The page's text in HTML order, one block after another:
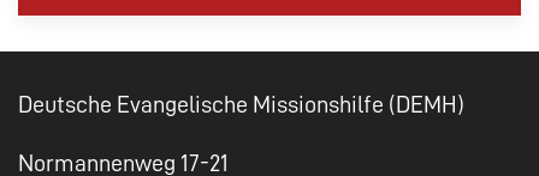
Deutsche Evangelische Missionshilfe (DEMH)
Normannenweg 17-21